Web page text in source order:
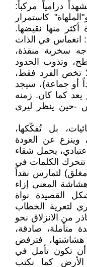
درامياً مركباً:
كاستمرار
منها نقيضها.
انغماس في الذات
سخرية منقذة،
وتذوب الحدود
تخص الفرد فقط،
أو جماعة)، سيجد
يعد كما كان. زمنه
-حين ينظر ليرى
بل تُفكّكها،
وينزع عن العودة
يحمل شقاء
تتحرك الكلمات في
لتمارس نقداً
المعنى إزاء
القصيدة نواة
لتعرية الخطاب
من الانزلاق نحو
متأملة، صادقة،
هشاشتها، فترفض
أن تكون تأمل في
كما نكتب